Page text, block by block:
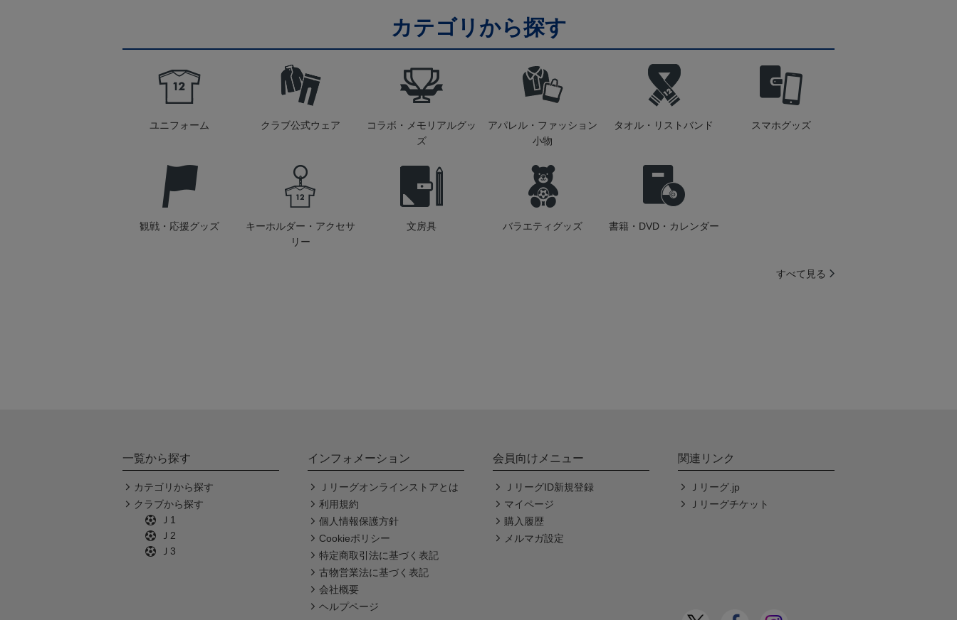
カテゴリから探す
ユニフォーム クラブ公式ウェア
コラボ・メモリアルグッ
ズ
アパレル・ファッション
小物
タオル・リストバンド スマホグッズ
観戦・応援グッズ
キーホルダー・アクセサ
リー
文房具 バラエティグッズ 書籍・DVD・カレンダー
すべて見る
一覧から探す
カテゴリから探す
クラブから探す
Ｊ1
Ｊ2
Ｊ3
インフォメーション
Ｊリーグオンラインストアとは
利用規約
個人情報保護方針
Cookieポリシー
特定商取引法に基づく表記
古物営業法に基づく表記
会社概要
ヘルプページ
会員向けメニュー
ＪリーグID新規登録
マイページ
購入履歴
メルマガ設定
関連リンク
Ｊリーグ.jp
Ｊリーグチケット